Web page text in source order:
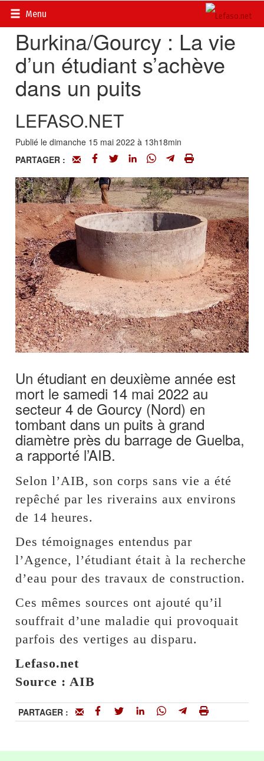
Menu
Accueil>
Burkina/Gourcy : La vie
d’un étudiant s’achève
dans un puits
LEFASO.NET
Publié le dimanche 15 mai 2022 à 13h18min
PARTAGER :
Un étudiant en deuxième année est
mort le samedi 14 mai 2022 au
secteur 4 de Gourcy (Nord) en
tombant dans un puits à grand
diamètre près du barrage de Guelba,
a rapporté l’AIB.
Selon l’AIB, son corps sans vie a été
repêché par les riverains aux environs
de 14 heures.
Des témoignages entendus par
l’Agence, l’étudiant était à la recherche
d’eau pour des travaux de construction.
Ces mêmes sources ont ajouté qu’il
souffrait d’une maladie qui provoquait
parfois des vertiges au disparu.
Lefaso.net
Source : AIB
PARTAGER :